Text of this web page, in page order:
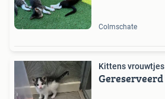
Colmschate
Kittens vrouwtjes
Gereserveerd